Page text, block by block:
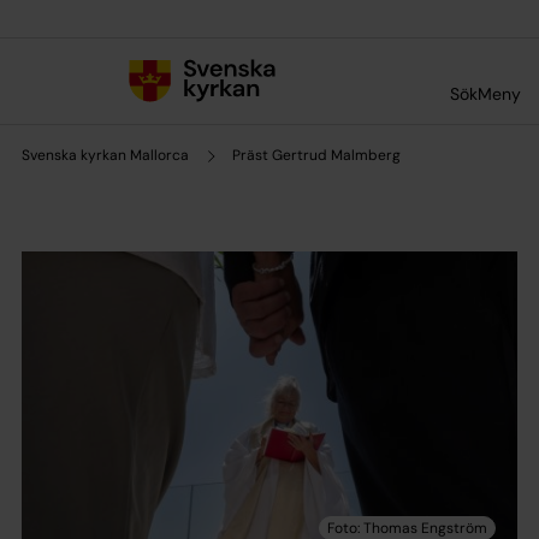
SökMeny
Svenska kyrkan Mallorca Präst Gertrud Malmberg